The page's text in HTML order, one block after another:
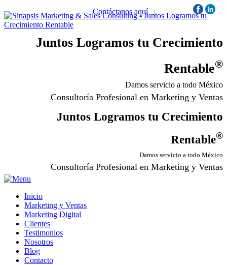
Contáctanos aquí | Síguenos:
Juntos Logramos tu Crecimiento
Rentable®
Damos servicio a todo México
Consultoría Profesional en Marketing y Ventas
Juntos Logramos tu Crecimiento
Rentable®
Damos servicio a todo México
Consultoría Profesional en Marketing y Ventas
Inicio
Marketing y Ventas
Marketing Digital
Clientes
Testimonios
Nosotros
Blog
Contacto